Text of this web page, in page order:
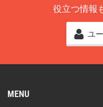
役立つ情報
ユ
MENU